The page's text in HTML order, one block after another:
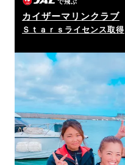
カイザーマリンクラブ
Ｓｔａｒｓライセンス取得